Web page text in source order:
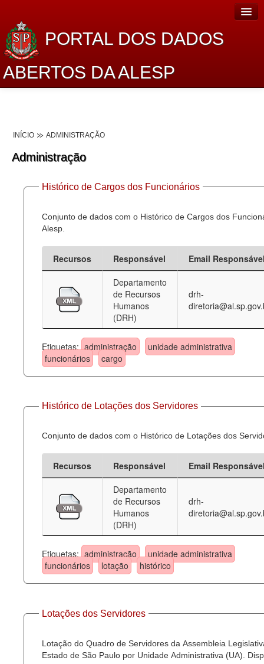
PORTAL DOS DADOS
ABERTOS DA ALESP
Dados Abertos Alesp
Lei de Acesso à Informação
Dados Governamentais Abertos
Planejamento
Catálogo de dados
Processo Legislativo
Administração
Legislação
Agenda
Perguntas frequentes
Contato
INÍCIO ADMINISTRAÇÃO
Administração
Histórico de Cargos dos Funcionários
Conjunto de dados com o Histórico de Cargos dos
Alesp.
Recursos Responsável
Email
Departamento
de Recursos
Humanos
(DRH)
drh-
Etiquetas: administração
unidade administrativa
funcionários
cargo
Histórico de Lotações dos Servidores
Conjunto de dados com o Histórico de Lotações dos
Recursos Responsável
Email
Departamento
de Recursos
Humanos
(DRH)
drh-
Etiquetas: administração
unidade administrativa
funcionários
lotação histórico
Lotações dos Servidores
Lotação do Quadro de Servidores da Assembleia
Estado de São Paulo por Unidade Administrativa (UA).